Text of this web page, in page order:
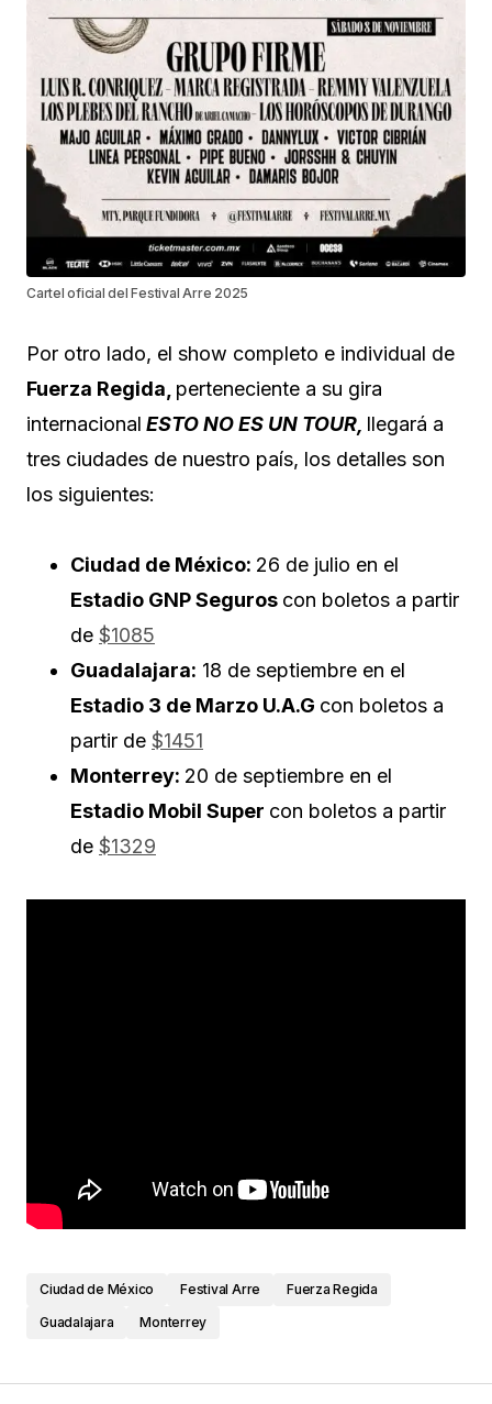
Cartel oficial del Festival Arre 2025
Por otro lado, el show completo e individual de
Fuerza Regida, perteneciente a su gira
internacional ESTO NO ES UN TOUR, llegará a
tres ciudades de nuestro país, los detalles son
los siguientes:
Ciudad de México: 26 de julio en el
Estadio GNP Seguros con boletos a partir
de $1085
Guadalajara: 18 de septiembre en el
Estadio 3 de Marzo U.A.G con boletos a
partir de $1451
Monterrey: 20 de septiembre en el
Estadio Mobil Super con boletos a partir
de $1329
Ciudad de México Festival Arre
Fuerza Regida
Guadalajara
Monterrey